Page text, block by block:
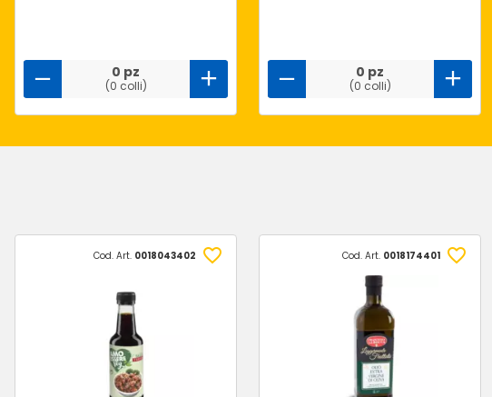
0 pz
(0 colli)
0 pz
(0 colli)
Cod. Art. 0018043402 Cod. Art. 0018174401